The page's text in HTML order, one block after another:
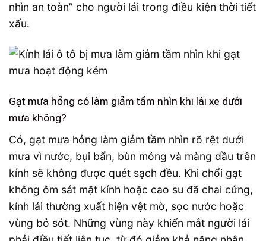
nhìn an toàn” cho người lái trong điều kiện thời tiết
xấu.
Gạt mưa hỏng có làm giảm tầm nhìn khi lái xe dưới
mưa không?
Có, gạt mưa hỏng làm giảm tầm nhìn rõ rệt dưới
mưa vì nước, bụi bẩn, bùn mỏng và màng dầu trên
kính sẽ không được quét sạch đều. Khi chổi gạt
không ôm sát mặt kính hoặc cao su đã chai cứng,
kính lái thường xuất hiện vệt mờ, sọc nước hoặc
vùng bỏ sót. Những vùng này khiến mắt người lái